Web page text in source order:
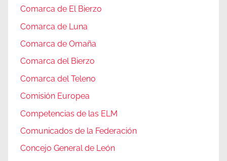
Comarca de El Bierzo
Comarca de Luna
Comarca de Omaña
Comarca del Bierzo
Comarca del Teleno
Comisión Europea
Competencias de las ELM
Comunicados de la Federación
Concejo General de León